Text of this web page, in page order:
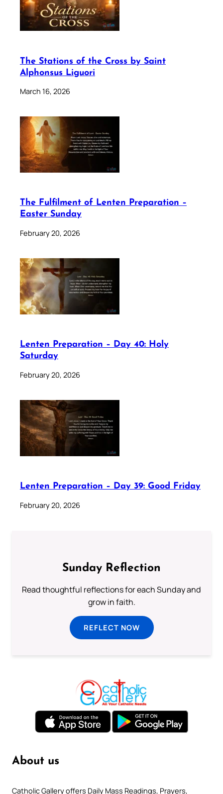
The Stations of the Cross by Saint
Alphonsus Liguori
March 16, 2026
The Fulfilment of Lenten Preparation –
Easter Sunday
February 20, 2026
Lenten Preparation – Day 40: Holy
Saturday
February 20, 2026
Lenten Preparation – Day 39: Good Friday
February 20, 2026
Sunday Reflection
Read thoughtful reflections for each Sunday and
grow in faith.
REFLECT NOW
About us
Catholic Gallery offers Daily Mass Readings, Prayers,